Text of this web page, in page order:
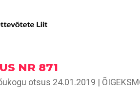
NR 871
otsus 24.01.2019 |